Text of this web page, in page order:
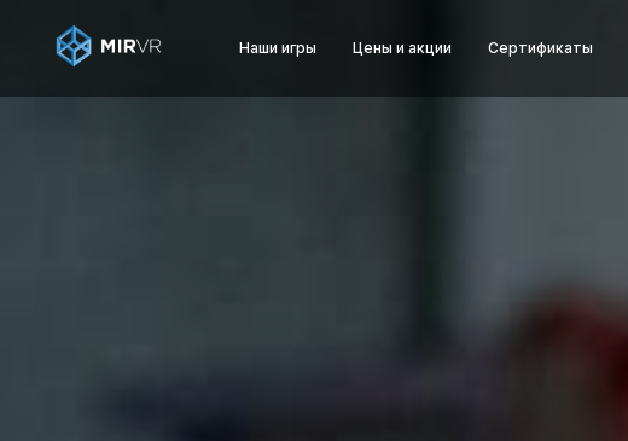
Наши игры Цены и акции Сертификаты